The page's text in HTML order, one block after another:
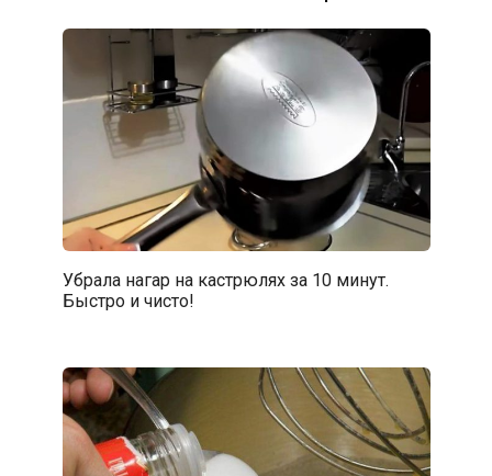
Убрала нагар на кастрюлях за 10 минут.
Быстро и чисто!